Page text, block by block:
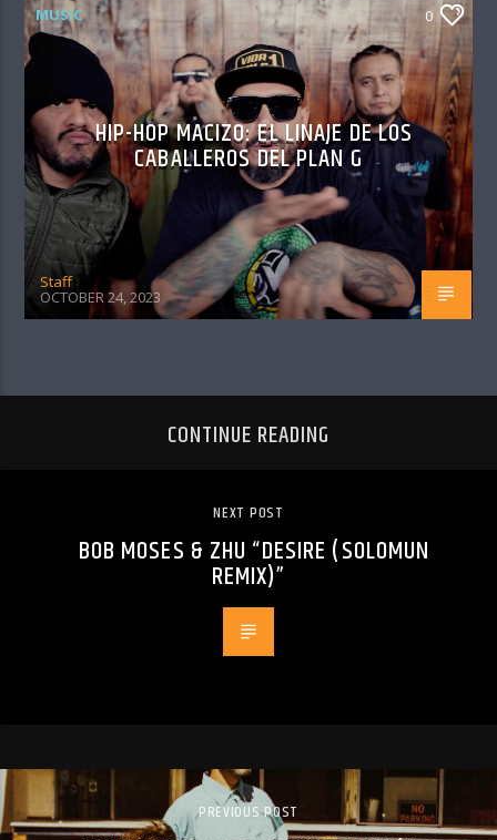
MUSIC 0
HIP-HOP MACIZO: EL LINAJE DE LOS
CABALLEROS DEL PLAN G
Staff
OCTOBER 24, 2023
CONTINUE READING
NEXT POST
BOB MOSES & ZHU “DESIRE (SOLOMUN
REMIX)”
PREVIOUS POST